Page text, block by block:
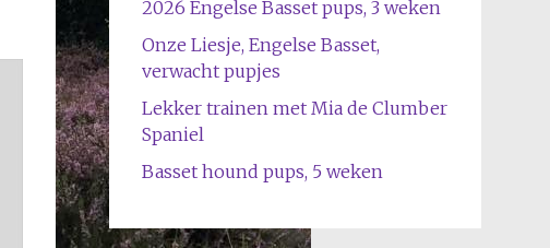
2026 Engelse Basset pups, 3 weken
Onze Liesje, Engelse Basset,
verwacht pupjes
Lekker trainen met Mia de Clumber
Spaniel
Basset hound pups, 5 weken